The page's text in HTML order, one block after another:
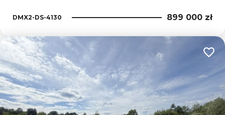
DMX2-DS-4130 899 000 zł